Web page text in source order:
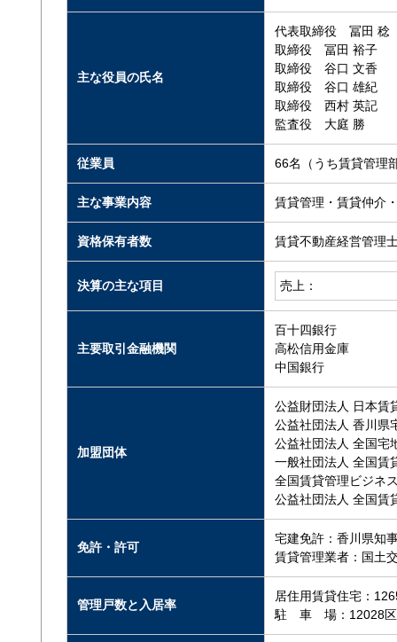
主な役員の氏名
代表取締役 冨田 稔
取締役 冨田 裕子
取締役 谷口 文香
取締役 谷口 雄紀
取締役 西村 英記
監査役 大庭 勝
従業員 66名（うち賃貸管理
主な事業内容 賃貸管理・賃貸仲介
資格保有者数 賃貸不動産経営管理
決算の主な項目 売上：
主要取引金融機関
百十四銀行
高松信用金庫
中国銀行
加盟団体
公益財団法人 日本賃
公益社団法人 香川県
公益社団法人 全国宅
一般社団法人 全国賃
全国賃貸管理ビジネ
公益社団法人 全国賃
免許・許可
宅建免許：香川県知
賃貸管理業者：国土
管理戸数と入居率
居住用賃貸住宅：
駐 車 場：12028